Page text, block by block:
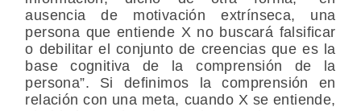
ausencia de motivación extrínseca, una
persona que entiende X no buscará falsificar
o debilitar el conjunto de creencias que es la
base cognitiva de la comprensión de la
persona”. Si definimos la comprensión en
relación con una meta, cuando X se entiende,